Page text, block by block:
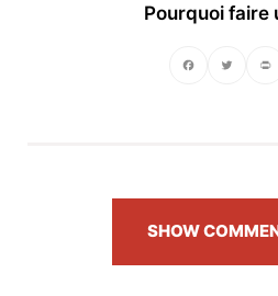
Pourquoi faire
SHOW